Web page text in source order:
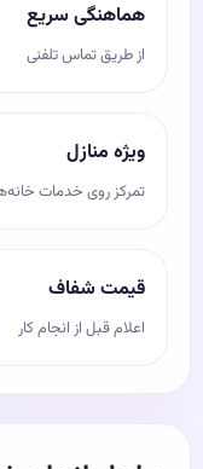
هماهنگی سریع
از طریق تماس تلفنی
ویژه منازل
تمرکز روی خدمات
قیمت شفاف
اعلام قبل از انجام کار